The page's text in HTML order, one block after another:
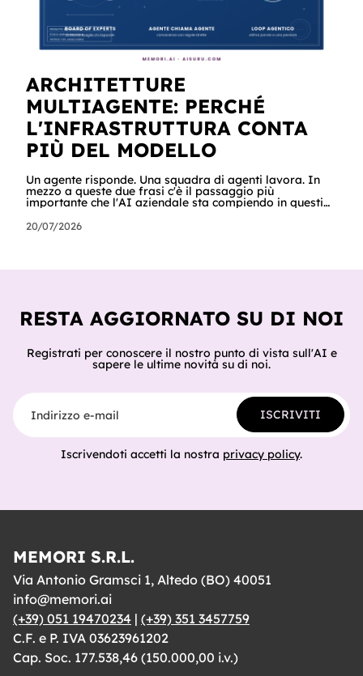
ARCHITETTURE
MULTIAGENTE: PERCHÉ
L'INFRASTRUTTURA CONTA
PIÙ DEL MODELLO
Un agente risponde. Una squadra di agenti lavora. In
mezzo a queste due frasi c'è il passaggio più
importante che l'AI aziendale sta compiendo in questi
multiagente: sistemi in cui più agenti specializzati si
coordinano per completare un lavoro, ognuno con il
le richieste delle aziende sui sistemi multiagente sono
20/07/2026
RESTA AGGIORNATO SU DI NOI
Registrati per conoscere il nostro punto di vista sull'AI e
sapere le ultime novità su di noi.
Indirizzo e-mail
ISCRIVITI
Iscrivendoti accetti la nostra privacy policy.
MEMORI S.R.L.
Via Antonio Gramsci 1, Altedo (BO) 40051
info@memori.ai
(+39) 051 19470234 | (+39) 351 3457759
C.F. e P. IVA 03623961202
Cap. Soc. 177.538,46 (150.000,00 i.v.)